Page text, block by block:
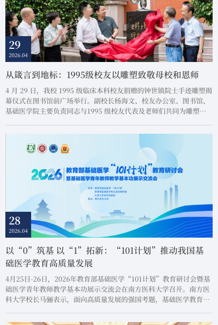
29
2026.04
从箴言到地标：1995级校友以雕塑致敬母校和恩师
4 月 29 日，我校 1995 级临床本科校友捐赠的钟世镇院士手迹雕塑揭
幕仪式在图书馆前广场举行。副校长杨海文、校友办公室、图书馆、
基础医学院主要负责同志与1995 级校友代表及老师们共同为雕塑揭
呈现心脏与血管形态，彰显校友对母校的感恩之情与对恩师的崇敬之
意。雕塑石质基座镌刻 “业精于勤，行...
28
2026.04
以“0”筑基 以“1”拓新：“101计划”推动我国基
础医学教育高质量发展
4月25日-26日，2026年教育部基础医学“101计划”教育研讨会暨基
础医学青年教师教学基本功展示交流会在南方医科大学召开。南方医
科大学校长马骊表示，面向高质量发展的强国考题，基础医学教育必